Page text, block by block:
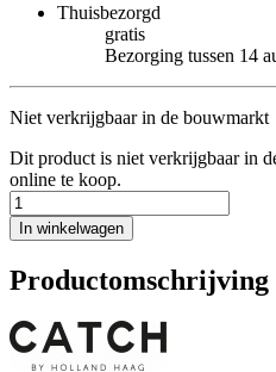
Thuisbezorgd
gratis
Bezorging tussen 14
Niet verkrijgbaar in de bouwmarkt
Dit product is niet verkrijgbaar in
online te koop.
In winkelwagen
Productomschrijving